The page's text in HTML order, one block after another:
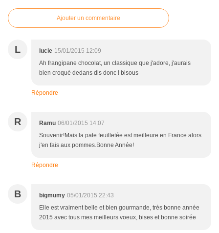
Ajouter un commentaire
L lucie 15/01/2015 12:09
Ah frangipane chocolat, un classique que j'adore, j'aurais
bien croqué dedans dis donc ! bisous
Répondre
R Ramu 06/01/2015 14:07
Souvenir!Mais la pate feuilletée est meilleure en France alors
j'en fais aux pommes.Bonne Année!
Répondre
B bigmumy 05/01/2015 22:43
Elle est vraiment belle et bien gourmande, très bonne année
2015 avec tous mes meilleurs voeux, bises et bonne soirée